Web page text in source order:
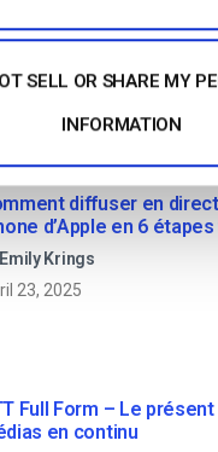
SELL OR SHARE MY
INFORMATION
diffuser en direct
d’Apple en 6
Krings
23, 2025
Full Form – Le
en continu